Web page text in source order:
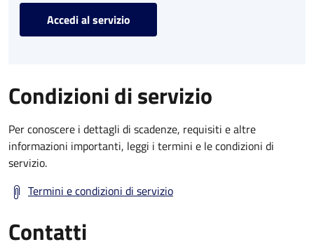
Accedi al servizio
Condizioni di servizio
Per conoscere i dettagli di scadenze, requisiti e altre
informazioni importanti, leggi i termini e le condizioni di
servizio.
Termini e condizioni di servizio
Contatti